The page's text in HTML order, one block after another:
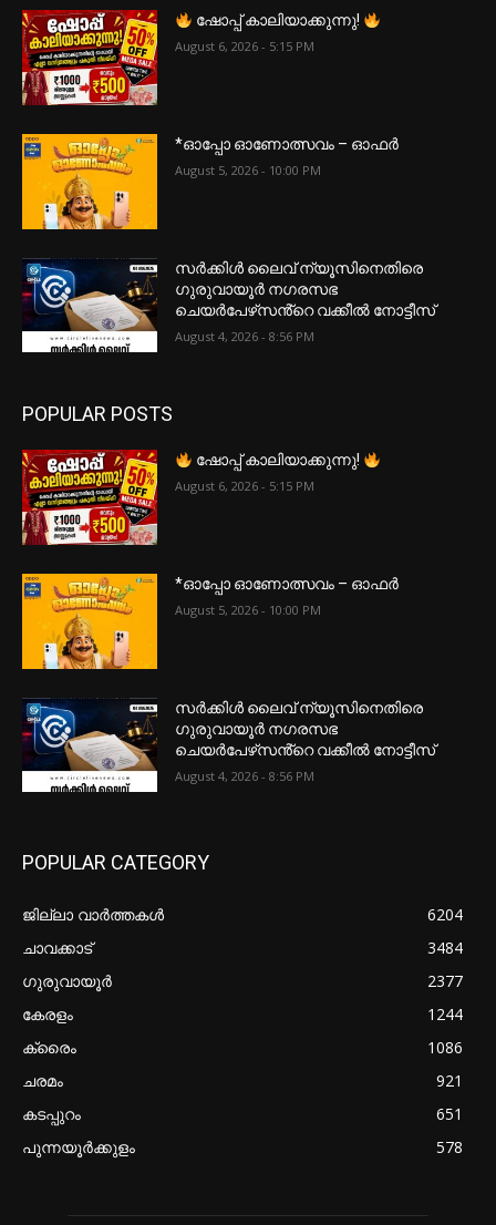
ഷോപ്പ് കാലിയാക്കുന്നു!
August 6, 2026 - 5:15 PM
*ഓപ്പോ ഓണോത്സവം – ഓഫർ
August 5, 2026 - 10:00 PM
സർക്കിൾ ലൈവ് ന്യൂസിനെതിരെ
ഗുരുവായൂർ നഗരസഭ
ചെയർപേഴ്‌സൻ്റെ വക്കീൽ നോട്ടീസ്
August 4, 2026 - 8:56 PM
POPULAR POSTS
ഷോപ്പ് കാലിയാക്കുന്നു!
August 6, 2026 - 5:15 PM
*ഓപ്പോ ഓണോത്സവം – ഓഫർ
August 5, 2026 - 10:00 PM
സർക്കിൾ ലൈവ് ന്യൂസിനെതിരെ
ഗുരുവായൂർ നഗരസഭ
ചെയർപേഴ്‌സൻ്റെ വക്കീൽ നോട്ടീസ്
August 4, 2026 - 8:56 PM
POPULAR CATEGORY
ജില്ലാ വാർത്തകൾ
6204
ചാവക്കാട്
3484
ഗുരുവായൂർ
2377
കേരളം
1244
ക്രൈം
1086
ചരമം
921
കടപ്പുറം
651
പുന്നയൂർക്കുളം
578